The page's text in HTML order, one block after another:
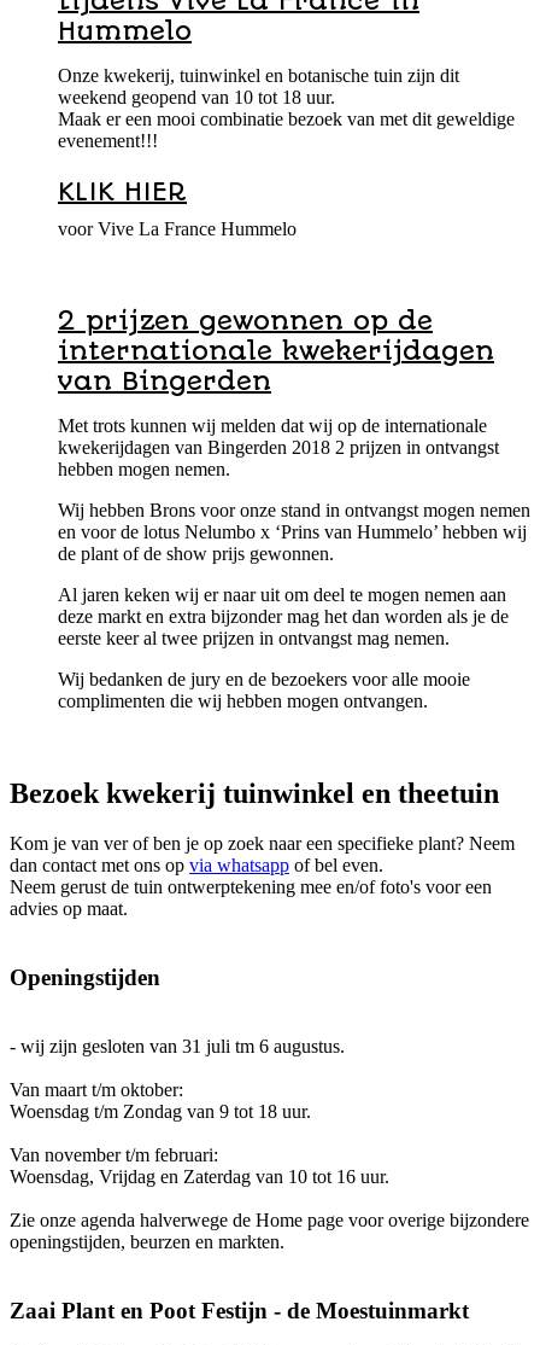
Hummelo
Onze kwekerij, tuinwinkel en botanische tuin zijn dit
weekend geopend van 10 tot 18 uur.
Maak er een mooi combinatie bezoek van met dit geweldige
evenement!!!
KLIK HIER
voor Vive La France Hummelo
2 prijzen gewonnen op de
internationale kwekerijdagen
van Bingerden
Met trots kunnen wij melden dat wij op de internationale
kwekerijdagen van Bingerden 2018 2 prijzen in ontvangst
hebben mogen nemen.
Wij hebben Brons voor onze stand in ontvangst mogen nemen
en voor de lotus Nelumbo x ‘Prins van Hummelo’ hebben wij
de plant of de show prijs gewonnen.
Al jaren keken wij er naar uit om deel te mogen nemen aan
deze markt en extra bijzonder mag het dan worden als je de
eerste keer al twee prijzen in ontvangst mag nemen.
Wij bedanken de jury en de bezoekers voor alle mooie
complimenten die wij hebben mogen ontvangen.
Bezoek kwekerij tuinwinkel en theetuin
Kom je van ver of ben je op zoek naar een specifieke plant? Neem
dan contact met ons op via whatsapp of bel even.
Neem gerust de tuin ontwerptekening mee en/of foto's voor een
advies op maat.
Openingstijden
- wij zijn gesloten van 31 juli tm 6 augustus.
Van maart t/m oktober:
Woensdag t/m Zondag van 9 tot 18 uur.
Van november t/m februari:
Woensdag, Vrijdag en Zaterdag van 10 tot 16 uur.
Zie onze agenda halverwege de Home page voor overige bijzondere
openingstijden, beurzen en markten.
Zaai Plant en Poot Festijn - de Moestuinmarkt